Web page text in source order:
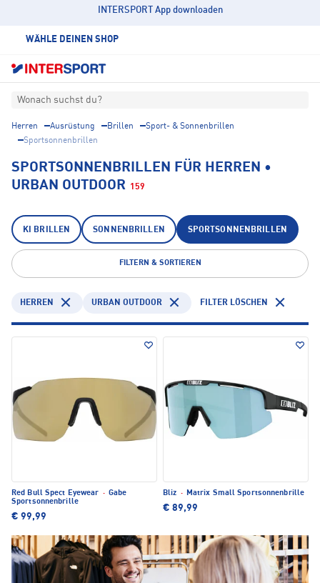
INTERSPORT App downloaden
WÄHLE DEINEN SHOP
Wonach suchst du?
Herren Ausrüstung Brillen
Sport- & Sonnenbrillen
Sportsonnenbrillen
SPORTSONNENBRILLEN FÜR HERREN •
URBAN OUTDOOR 159
KI BRILLEN SONNENBRILLEN SPORTSONNENBRILLEN
FILTERN & SORTIEREN
HERREN URBAN OUTDOOR FILTER LÖSCHEN
Red Bull Spect Eyewear · Gabe
Sportsonnenbrille
€ 99,99
Bliz · Matrix Small Sportsonnenbrille
€ 89,99